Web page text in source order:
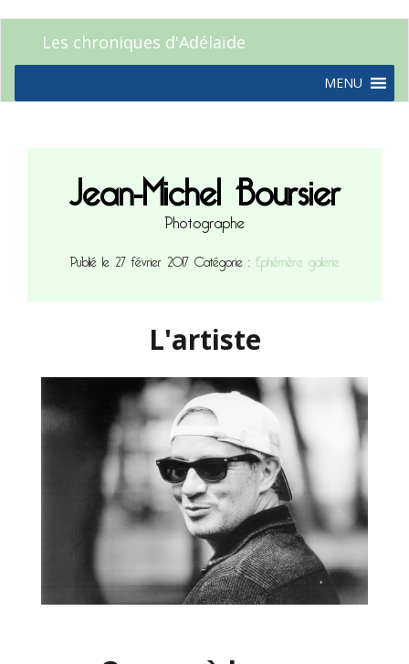
Les chroniques d'Adélaïde
MENU
Jean-Michel Boursier
Photographe
Publié le 27 février 2017Catégorie :Ephémère galerie
L'artiste